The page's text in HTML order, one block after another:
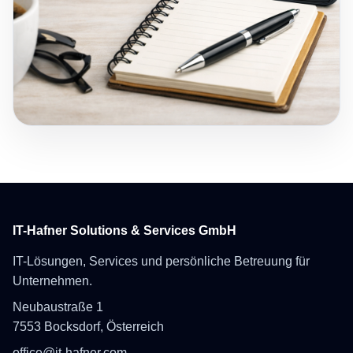
IT-Hafner Solutions & Services GmbH
IT-Lösungen, Services und persönliche Betreuung für
Unternehmen.
Neubaustraße 1
7553 Bocksdorf, Österreich